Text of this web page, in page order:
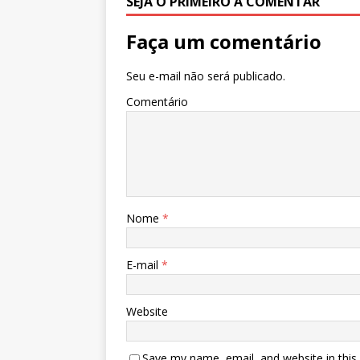
Faça um comentário
Seu e-mail não será publicado.
Comentário
Nome *
E-mail *
Website